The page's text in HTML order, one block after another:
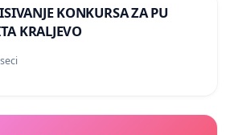
KONKURSA ZA PU
KRALJEVO